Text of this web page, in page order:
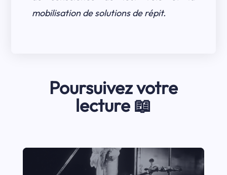
mobilisation de solutions de répit.
Poursuivez votre
lecture 📖